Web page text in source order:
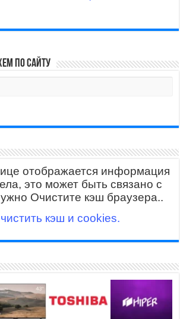
по сайту
отображается информация
это может быть связано с
Очистите кэш браузера..
кэш и cookies.